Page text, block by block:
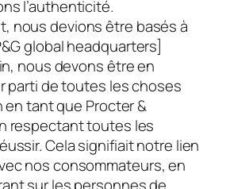
l’authenticité.
nous devions être basés à
global headquarters]
nous devons être en
parti de toutes les choses
en tant que Procter &
respectant toutes les
Cela signifiait notre lien
nos consommateurs, en